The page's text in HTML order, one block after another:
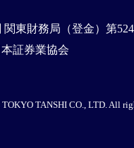
関東財務局（登金）第
証券業協会
TANSHI CO., LTD. All